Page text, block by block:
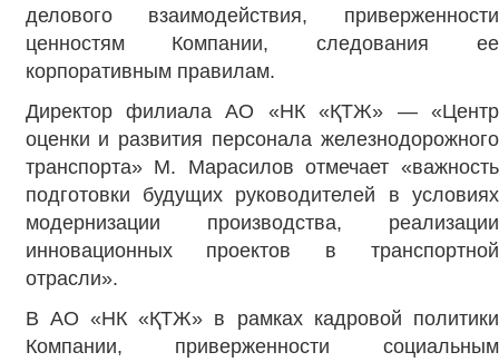
делового взаимодействия, приверженности
ценностям Компании, следования ее
корпоративным правилам.
Директор филиала АО «НК «ҚТЖ» — «Центр
оценки и развития персонала железнодорожного
транспорта» М. Марасилов отмечает «важность
подготовки будущих руководителей в условиях
модернизации производства, реализации
инновационных проектов в транспортной
отрасли».
В АО «НК «ҚТЖ» в рамках кадровой политики
Компании, приверженности социальным